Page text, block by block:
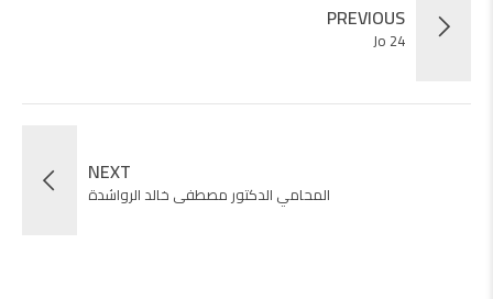
PREVIOUS
Jo 24
NEXT
المحامي الدكتور مصطفى خالد الرواشدة